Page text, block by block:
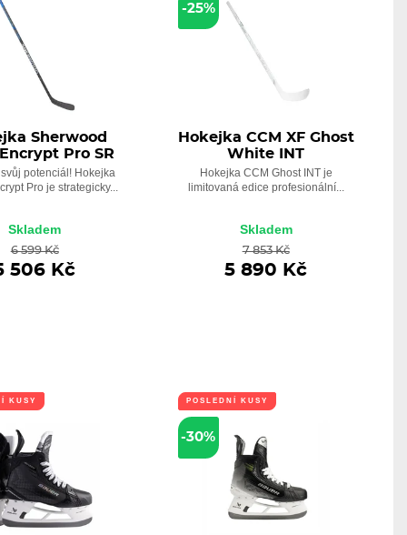
Sherwood
Pro SR
potenciál! Hokejka
Pro je strategicky...
Skladem
6 599 Kč
506 Kč
-25%
Hokejka CCM XF Ghost
White INT
Hokejka CCM Ghost INT je
limitovaná edice profesionální...
Skladem
7 853 Kč
5 890 Kč
KUSY POSLEDNÍ KUSY
-30%